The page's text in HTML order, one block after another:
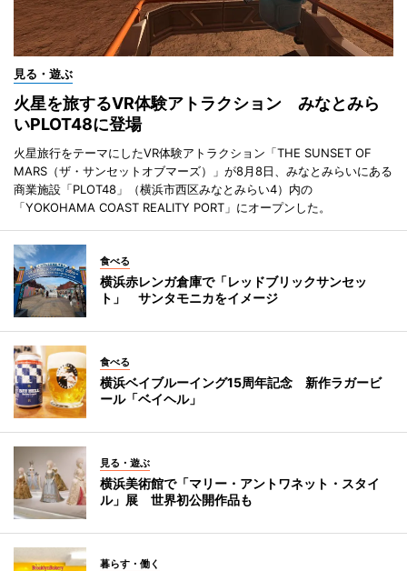
見る・遊ぶ
火星を旅するVR体験アトラクション みなとみら
いPLOT48に登場
火星旅行をテーマにしたVR体験アトラクション「THE SUNSET OF
MARS（ザ・サンセットオブマーズ）」が8月8日、みなとみらいにある
商業施設「PLOT48」（横浜市西区みなとみらい4）内の
「YOKOHAMA COAST REALITY PORT」にオープンした。
食べる
横浜赤レンガ倉庫で「レッドブリックサンセッ
ト」 サンタモニカをイメージ
食べる
横浜ベイブルーイング15周年記念 新作ラガービ
ール「ベイヘル」
見る・遊ぶ
横浜美術館で「マリー・アントワネット・スタイ
ル」展 世界初公開作品も
暮らす・働く